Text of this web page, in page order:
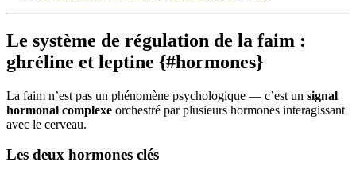
Le système de régulation de la faim :
ghréline et leptine {#hormones}
La faim n’est pas un phénomène psychologique — c’est un signal
hormonal complexe orchestré par plusieurs hormones interagissant
avec le cerveau.
Les deux hormones clés